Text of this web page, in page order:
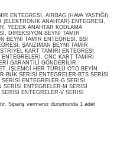
ENTEGRESİ, AİRBAG (HAVA YASTIĞI)
ANAHTAR) ENTEGRESİ,
YEDEK ANAHTAR KODLAMA
DİREKSİYON BEYNİ TAMİR
BEYNİ TAMİR ENTEGRESİ, BSİ
ŞANZIMAN BEYNİ TAMİR
KART TAMİRİ ENTEGRESİ,
CNC KART TAMİRİ
GARANTİLİ GÖNDERİLİR.
İŞLEMCİ HER TÜRLÜ OTO BEYİN
BUK SERİSİ ENTEGRELER-BTS SERİSİ
ENTEGRELER-G SERİSİ
ENTEGRELER-M SERİSİ
ENTEGRELER-V SERİSİ
Sipariş vermeniz durumunda 1 adet